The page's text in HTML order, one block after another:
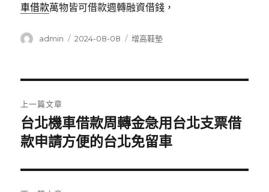
車借款萬物皆可借款週轉融資借錢，
作
admin
發
2024-08-08
分
增高鞋墊
章
導
覽
上一篇文章
上
一
文
章:
台北機車借款周轉金急用台北支票借
款申請方便的台北免留車